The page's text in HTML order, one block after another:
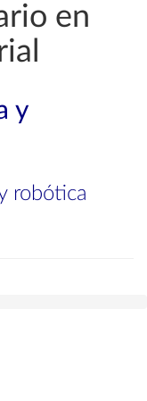
en
y
robótica